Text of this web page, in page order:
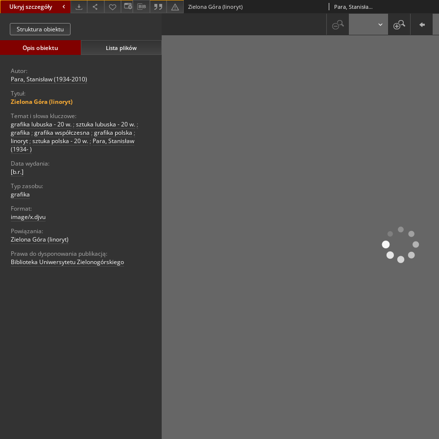
Ukryj szczegóły Zielona Góra (linoryt) Para, Stanisław (1934-2010)
Struktura obiektu
Opis obiektu Lista plików
Autor:
Para, Stanisław (1934-2010)
Tytuł:
Zielona Góra (linoryt)
Temat i słowa kluczowe:
grafika lubuska - 20 w. ; sztuka lubuska - 20 w. ;
grafika ; grafika współczesna ; grafika polska ;
linoryt ; sztuka polska - 20 w. ; Para, Stanisław
(1934- )
Data wydania:
[b.r.]
Typ zasobu:
grafika
Format:
image/x.djvu
Powiązania:
Zielona Góra (linoryt)
Prawa do dysponowania publikacją:
Biblioteka Uniwersytetu Zielonogórskiego